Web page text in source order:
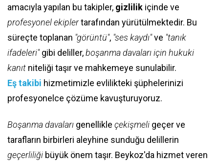
amacıyla yapılan bu takipler, gizlilik içinde ve
profesyonel ekiplertarafından yürütülmektedir. Bu
süreçte toplanan "görüntü", "ses kaydı"ve "tanık
ifadeleri"gibi deliller,boşanma davaları için hukuki
kanıt niteliği taşır ve mahkemeye sunulabilir.
Eş takibi hizmetimizle evlilikteki şüphelerinizi
profesyonelce çözüme kavuşturuyoruz.
Boşanma davaları genellikle çekişmeli geçer ve
tarafların birbirleri aleyhine sunduğu delillerin
geçerliliği büyük önem taşır. Beykoz'da hizmet veren